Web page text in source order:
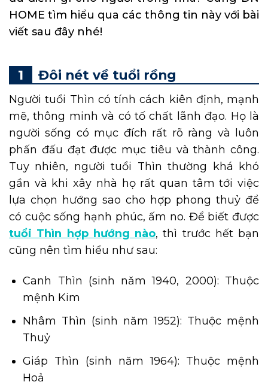
HOME tìm hiểu qua các thông tin này với bài
viết sau đây nhé!
Đôi nét về tuổi rồng
Người tuổi Thìn có tính cách kiên định, mạnh
mẽ, thông minh và có tố chất lãnh đạo. Họ là
người sống có mục đích rất rõ ràng và luôn
phấn đấu đạt được mục tiêu và thành công.
Tuy nhiên, người tuổi Thìn thường khá khó
gần và khi xây nhà họ rất quan tâm tới việc
lựa chọn hướng sao cho hợp phong thuỷ để
có cuộc sống hạnh phúc, ấm no. Để biết được
tuổi Thìn hợp hướng nào, thì trước hết bạn
cũng nên tìm hiểu như sau:
Canh Thìn (sinh năm 1940, 2000): Thuộc
mệnh Kim
Nhâm Thìn (sinh năm 1952): Thuộc mệnh
Thuỷ
Giáp Thìn (sinh năm 1964): Thuộc mệnh
Hoả